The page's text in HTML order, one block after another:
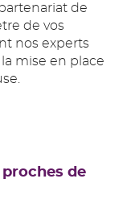
de
de vos
nos experts
mise en place
proches de